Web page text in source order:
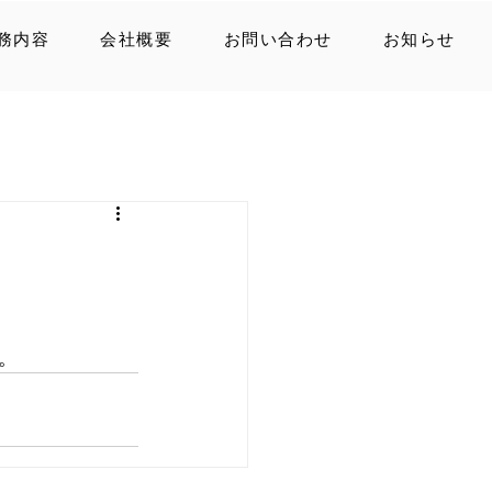
内容 会社概要 お問い合わせ お知らせ